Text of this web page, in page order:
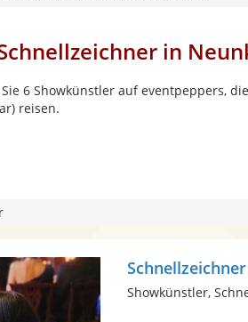
in
6 Showkünstler auf eventpeppers,
reisen.
Showkünstler,